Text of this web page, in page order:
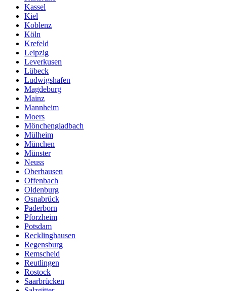
Kassel
Kiel
Koblenz
Köln
Krefeld
Leipzig
Leverkusen
Lübeck
Ludwigshafen
Magdeburg
Mainz
Mannheim
Moers
Mönchengladbach
Mülheim
München
Münster
Neuss
Oberhausen
Offenbach
Oldenburg
Osnabrück
Paderborn
Pforzheim
Potsdam
Recklinghausen
Regensburg
Remscheid
Reutlingen
Rostock
Saarbrücken